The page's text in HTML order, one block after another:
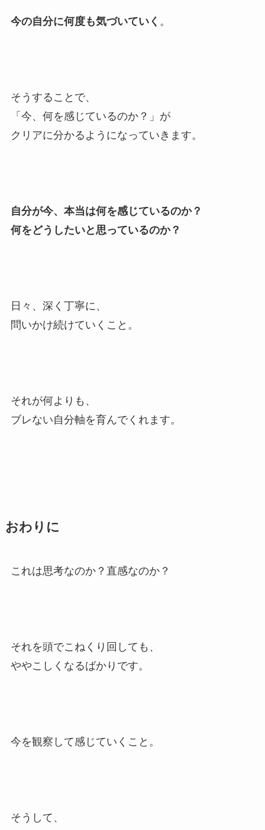
今の自分に何度も気づいていく 。
そうすることで、
「今、何を感じているのか？」が
クリアに分かるようになっていきます。
自分が今、本当は何を感じているのか？
何をどうしたいと思っているのか？
日々、深く丁寧に、
問いかけ続けていくこと。
それが何よりも、
ブレない自分軸を育んでくれます。
おわりに
これは思考なのか？直感なのか？
それを頭でこねくり回しても、
ややこしくなるばかりです。
今を観察して感じていくこと。
そうして、